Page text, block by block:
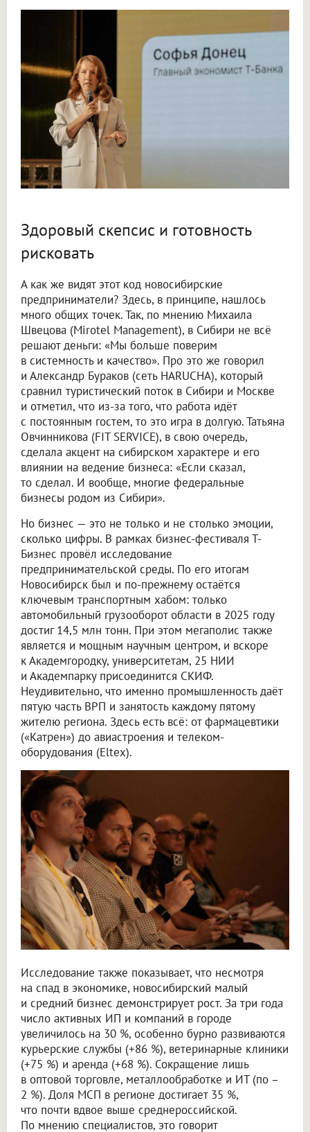
Здоровый скепсис и готовность
рисковать
А как же видят этот код новосибирские
предприниматели? Здесь, в принципе, нашлось
много общих точек. Так, по мнению Михаила
Швецова (Mirotel Management), в Сибири не всё
решают деньги: «Мы больше поверим
в системность и качество». Про это же говорил
и Александр Бураков (сеть HARUCHA), который
сравнил туристический поток в Сибири и Москве
и отметил, что из-за того, что работа идёт
с постоянным гостем, то это игра в долгую. Татьяна
Овчинникова (FIT SERVICE), в свою очередь,
сделала акцент на сибирском характере и его
влиянии на ведение бизнеса: «Если сказал,
то сделал. И вообще, многие федеральные
бизнесы родом из Сибири».
Но бизнес — это не только и не столько эмоции,
сколько цифры. В рамках бизнес-фестиваля Т-
Бизнес провёл исследование
предпринимательской среды. По его итогам
Новосибирск был и по-прежнему остаётся
ключевым транспортным хабом: только
автомобильный грузооборот области в 2025 году
достиг 14,5 млн тонн. При этом мегаполис также
является и мощным научным центром, и вскоре
к Академгородку, университетам, 25 НИИ
и Академпарку присоединится СКИФ.
Неудивительно, что именно промышленность даёт
пятую часть ВРП и занятость каждому пятому
жителю региона. Здесь есть всё: от фармацевтики
(«Катрен») до авиастроения и телеком-
оборудования (Eltex).
Исследование также показывает, что несмотря
на спад в экономике, новосибирский малый
и средний бизнес демонстрирует рост. За три года
число активных ИП и компаний в городе
увеличилось на 30 %, особенно бурно развиваются
курьерские службы (+86 %), ветеринарные клиники
(+75 %) и аренда (+68 %). Сокращение лишь
в оптовой торговле, металлообработке и ИТ (по –
2 %). Доля МСП в регионе достигает 35 %,
что почти вдвое выше среднероссийской.
По мнению специалистов, это говорит